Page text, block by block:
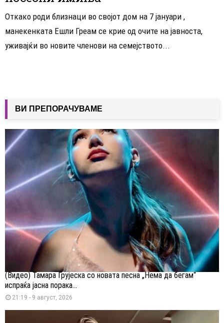
Откако роди близнаци во својот дом на 7 јануари ,
манекенката Ешли Греам се крие од очите на јавноста,
уживајќи во новите членови на семејството...
ВИ ПРЕПОРАЧУВАМЕ
(Видео) Тамара Грујеска со новата песна „Нема да бегам“
испраќа јасна порака...
21:19 - 9 август, 2026